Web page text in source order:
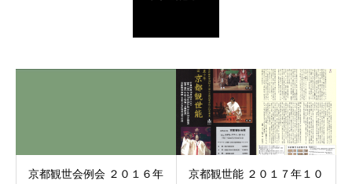
京都観世会例会 ２０１６年
京都観世能 ２０１７年１０